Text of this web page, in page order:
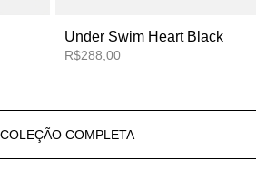
Under Swim Heart Black
R$288,00
COMPLETA